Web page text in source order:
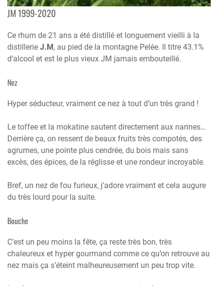
JM 1999-2020
Ce rhum de 21 ans a été distillé et longuement vieilli à la
distillerie J.M, au pied de la montagne Pelée. Il titre 43.1%
d’alcool et est le plus vieux JM jamais embouteillé.
Nez
Hyper séducteur, vraiment ce nez à tout d’un très grand !
Le toffee et la mokatine sautent directement aux narines…
Derrière ça, on ressent de beaux fruits très compotés, des
agrumes, une pointe plus cendrée, du bois mais sans
excès, des épices, de la réglisse et une rondeur incroyable.
Bref, un nez de fou furieux, j’adore vraiment et cela augure
du très lourd pour la suite.
Bouche
C’est un peu moins la fête, ça reste très bon, très
chaleureux et hyper gourmand comme ce qu’on retrouve au
nez mais ça s’éteint malheureusement un peu trop vite.